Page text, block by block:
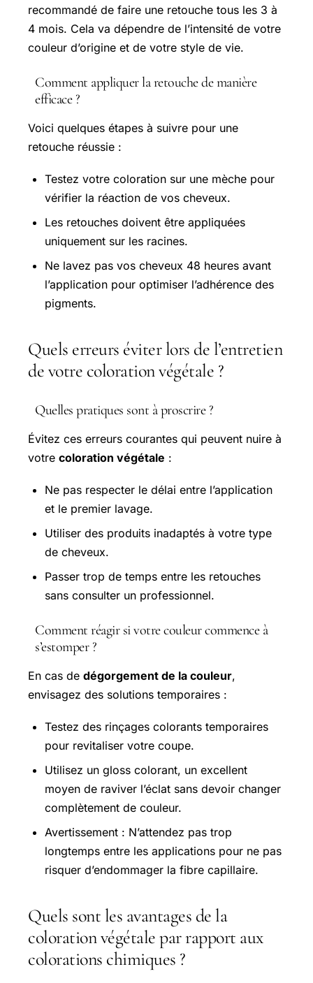
recommandé de faire une retouche tous les 3 à
4 mois. Cela va dépendre de l’intensité de votre
couleur d’origine et de votre style de vie.
Comment appliquer la retouche de manière
efficace ?
Voici quelques étapes à suivre pour une
retouche réussie :
Testez votre coloration sur une mèche pour
vérifier la réaction de vos cheveux.
Les retouches doivent être appliquées
uniquement sur les racines.
Ne lavez pas vos cheveux 48 heures avant
l’application pour optimiser l’adhérence des
pigments.
Quels erreurs éviter lors de l’entretien
de votre coloration végétale ?
Quelles pratiques sont à proscrire ?
Évitez ces erreurs courantes qui peuvent nuire à
votre coloration végétale :
Ne pas respecter le délai entre l’application
et le premier lavage.
Utiliser des produits inadaptés à votre type
de cheveux.
Passer trop de temps entre les retouches
sans consulter un professionnel.
Comment réagir si votre couleur commence à
s’estomper ?
En cas de dégorgement de la couleur,
envisagez des solutions temporaires :
Testez des rinçages colorants temporaires
pour revitaliser votre coupe.
Utilisez un gloss colorant, un excellent
moyen de raviver l’éclat sans devoir changer
complètement de couleur.
Avertissement : N’attendez pas trop
longtemps entre les applications pour ne pas
risquer d’endommager la fibre capillaire.
Quels sont les avantages de la
coloration végétale par rapport aux
colorations chimiques ?